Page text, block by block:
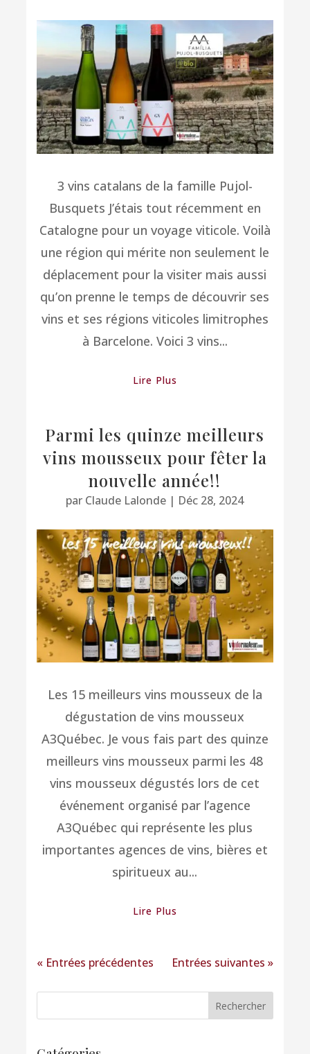
3 vins catalans de la famille Pujol-
Busquets J’étais tout récemment en
Catalogne pour un voyage viticole. Voilà
une région qui mérite non seulement le
déplacement pour la visiter mais aussi
qu’on prenne le temps de découvrir ses
vins et ses régions viticoles limitrophes
à Barcelone. Voici 3 vins...
Lire Plus
Parmi les quinze meilleurs
vins mousseux pour fêter la
nouvelle année!!
par Claude Lalonde | Déc 28, 2024
Les 15 meilleurs vins mousseux de la
dégustation de vins mousseux
A3Québec. Je vous fais part des quinze
meilleurs vins mousseux parmi les 48
vins mousseux dégustés lors de cet
événement organisé par l’agence
A3Québec qui représente les plus
importantes agences de vins, bières et
spiritueux au...
Lire Plus
« Entrées précédentes Entrées suivantes »